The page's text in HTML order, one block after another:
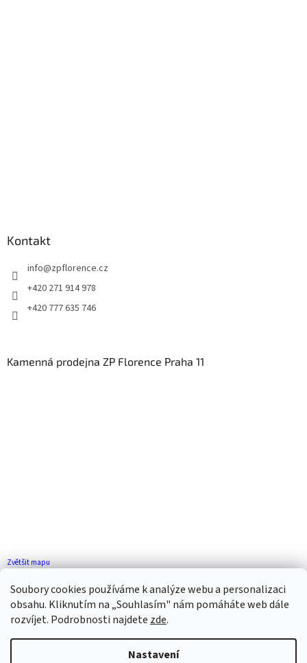
Soubory cookies používáme k analýze webu a personalizaci
obsahu. Kliknutím na „Souhlasím" nám pomáháte web dále
rozvíjet. Podrobnosti najdete zde.
Nastavení
Kontakt
info@zpflorence.cz
+420 271 914 978
+420 777 635 746
Kamenná prodejna ZP Florence Praha 11
Zvětšit mapu